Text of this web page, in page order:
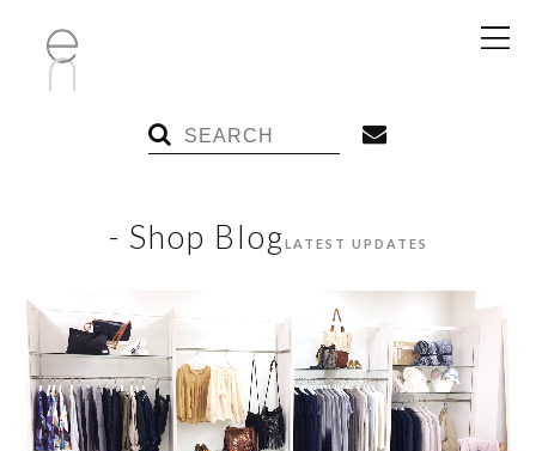
- Shop BlogLATEST UPDATES